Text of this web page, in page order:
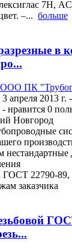
7Н,
–... больше
в
ООО ПК
3 апреля 2013 г.
нравится 0
Новгород
нестандартные
22790-89,
заказчика